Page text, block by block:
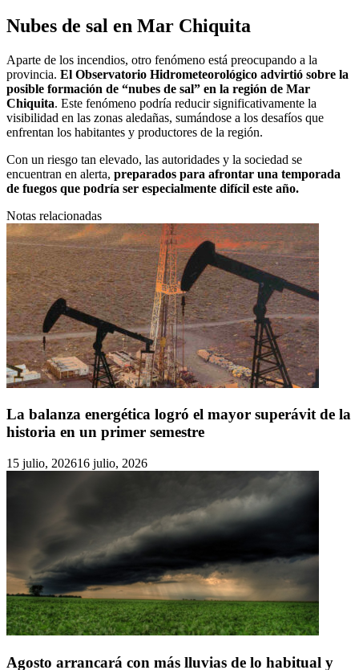
Nubes de sal en Mar Chiquita
Aparte de los incendios, otro fenómeno está preocupando a la
provincia. El Observatorio Hidrometeorológico advirtió sobre la
posible formación de “nubes de sal” en la región de Mar
Chiquita. Este fenómeno podría reducir significativamente la
visibilidad en las zonas aledañas, sumándose a los desafíos que
enfrentan los habitantes y productores de la región.
Con un riesgo tan elevado, las autoridades y la sociedad se
encuentran en alerta, preparados para afrontar una temporada
de fuegos que podría ser especialmente difícil este año.
Notas relacionadas
La balanza energética logró el mayor superávit de la
historia en un primer semestre
15 julio, 202616 julio, 2026
Agosto arrancará con más lluvias de lo habitual y